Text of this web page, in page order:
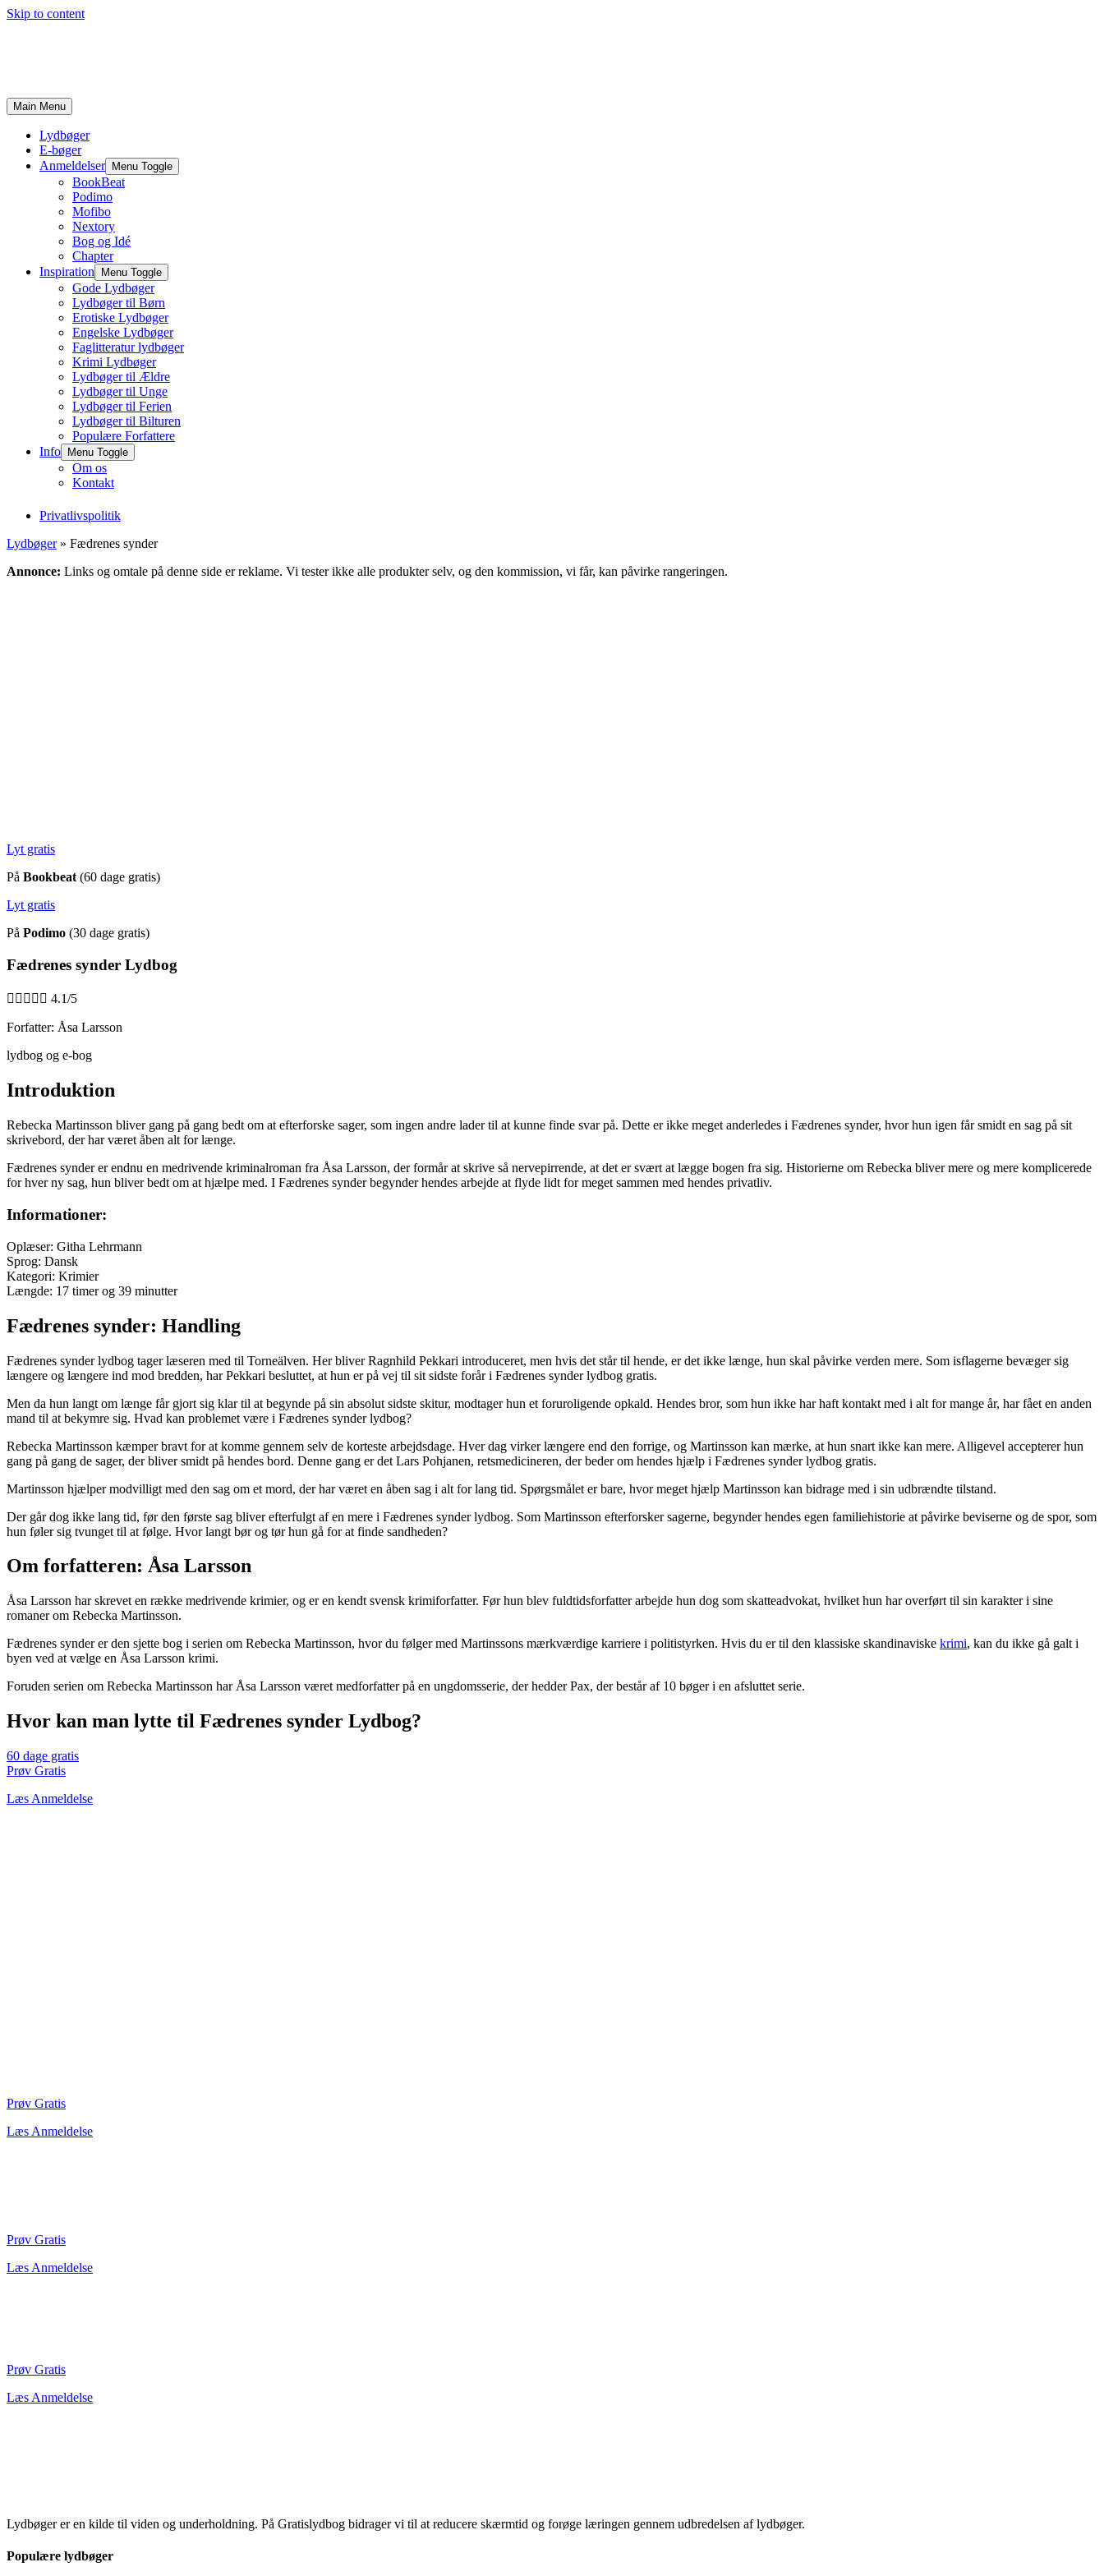
Skip to content
Main Menu
Lydbøger
E-bøger
Anmeldelser
Menu Toggle
BookBeat
Podimo
Mofibo
Nextory
Bog og Idé
Chapter
Inspiration
Menu Toggle
Gode Lydbøger
Lydbøger til Børn
Erotiske Lydbøger
Engelske Lydbøger
Faglitteratur lydbøger
Krimi Lydbøger
Lydbøger til Ældre
Lydbøger til Unge
Lydbøger til Ferien
Lydbøger til Bilturen
Populære Forfattere
Info
Menu Toggle
Om os
Kontakt
Privatlivspolitik
Lydbøger» Fædrenes synder
Annonce: Links og omtale på denne side er reklame. Vi tester ikke alle produkter selv, og den kommission, vi får, kan påvirke rangeringen.
Lyt gratis
På Bookbeat (60 dage gratis)
Lyt gratis
På Podimo (30 dage gratis)
Fædrenes synder Lydbog
     4.1/5
Forfatter: Åsa Larsson
lydbog og e-bog
Introduktion
Rebecka Martinsson bliver gang på gang bedt om at efterforske sager, som ingen andre lader til at kunne finde svar på. Dette er ikke meget anderledes i Fædrenes synder, hvor hun igen får smidt en sag på sit
skrivebord, der har været åben alt for længe.
Fædrenes synder er endnu en medrivende kriminalroman fra Åsa Larsson, der formår at skrive så nervepirrende, at det er svært at lægge bogen fra sig. Historierne om Rebecka bliver mere og mere komplicerede
for hver ny sag, hun bliver bedt om at hjælpe med. I Fædrenes synder begynder hendes arbejde at flyde lidt for meget sammen med hendes privatliv.
Informationer:
Oplæser: Githa Lehrmann
Sprog: Dansk
Kategori: Krimier
Længde: 17 timer og 39 minutter
Fædrenes synder: Handling
Fædrenes synder lydbog tager læseren med til Torneälven. Her bliver Ragnhild Pekkari introduceret, men hvis det står til hende, er det ikke længe, hun skal påvirke verden mere. Som isflagerne bevæger sig
længere og længere ind mod bredden, har Pekkari besluttet, at hun er på vej til sit sidste forår i Fædrenes synder lydbog gratis.
Men da hun langt om længe får gjort sig klar til at begynde på sin absolut sidste skitur, modtager hun et foruroligende opkald. Hendes bror, som hun ikke har haft kontakt med i alt for mange år, har fået en anden
mand til at bekymre sig. Hvad kan problemet være i Fædrenes synder lydbog?
Rebecka Martinsson kæmper bravt for at komme gennem selv de korteste arbejdsdage. Hver dag virker længere end den forrige, og Martinsson kan mærke, at hun snart ikke kan mere. Alligevel accepterer hun
gang på gang de sager, der bliver smidt på hendes bord. Denne gang er det Lars Pohjanen, retsmedicineren, der beder om hendes hjælp i Fædrenes synder lydbog gratis.
Martinsson hjælper modvilligt med den sag om et mord, der har været en åben sag i alt for lang tid. Spørgsmålet er bare, hvor meget hjælp Martinsson kan bidrage med i sin udbrændte tilstand.
Der går dog ikke lang tid, før den første sag bliver efterfulgt af en mere i Fædrenes synder lydbog. Som Martinsson efterforsker sagerne, begynder hendes egen familiehistorie at påvirke beviserne og de spor, som
hun føler sig tvunget til at følge. Hvor langt bør og tør hun gå for at finde sandheden?
Om forfatteren: Åsa Larsson
Åsa Larsson har skrevet en række medrivende krimier, og er en kendt svensk krimiforfatter. Før hun blev fuldtidsforfatter arbejde hun dog som skatteadvokat, hvilket hun har overført til sin karakter i sine
romaner om Rebecka Martinsson.
Fædrenes synder er den sjette bog i serien om Rebecka Martinsson, hvor du følger med Martinssons mærkværdige karriere i politistyrken. Hvis du er til den klassiske skandinaviske krimi, kan du ikke gå galt i
byen ved at vælge en Åsa Larsson krimi.
Foruden serien om Rebecka Martinsson har Åsa Larsson været medforfatter på en ungdomsserie, der hedder Pax, der består af 10 bøger i en afsluttet serie.
Hvor kan man lytte til Fædrenes synder Lydbog?
60 dage gratis
Prøv Gratis
Læs Anmeldelse
Prøv Gratis
Læs Anmeldelse
Prøv Gratis
Læs Anmeldelse
Prøv Gratis
Læs Anmeldelse
Lydbøger er en kilde til viden og underholdning. På Gratislydbog bidrager vi til at reducere skærmtid og forøge læringen gennem udbredelsen af lydbøger.
Populære lydbøger